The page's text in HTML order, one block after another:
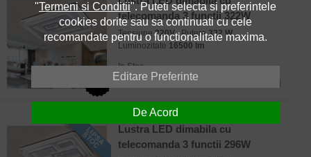
telecomanda 3 functii 322W
Tensiune220V, Putere322 W,
Luminozitate 16500 lm
In Stoc
lei
Lustra LED dimabila cu
telecomanda 3 functii 296W
"Termeni si Conditii". Puteti selecta si preferintele
cookies dorite sau sa continuati cu cele
recomandate pentru o functionalitate maxima.
Editare Preferinte
De Acord